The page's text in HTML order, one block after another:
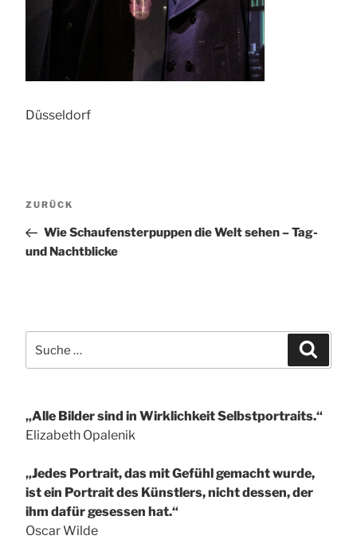
Düsseldorf
Vorheriger
ZURÜCK
Wie Schaufensterpuppen die Welt sehen – Tag-
und Nachtblicke
nach:
„Alle Bilder sind in Wirklichkeit Selbstportraits.“
Elizabeth Opalenik
„Jedes Portrait, das mit Gefühl gemacht wurde,
ist ein Portrait des Künstlers, nicht dessen, der
ihm dafür gesessen hat.“
Oscar Wilde